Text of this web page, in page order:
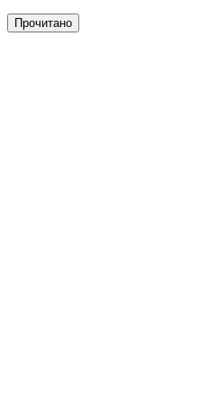
Прочитано